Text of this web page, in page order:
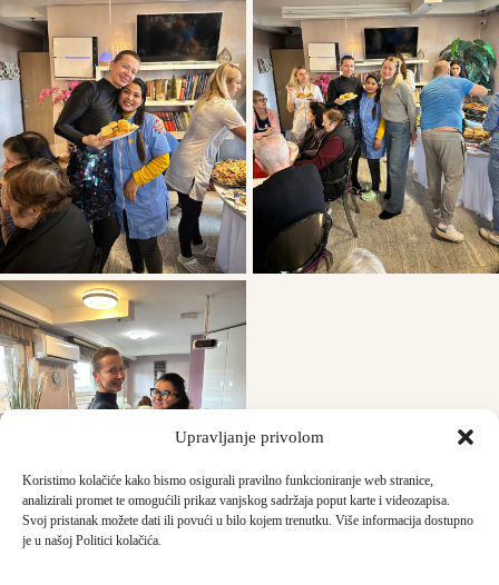
Upravljanje privolom
Koristimo kolačiće kako bismo osigurali pravilno funkcioniranje web stranice,
analizirali promet te omogućili prikaz vanjskog sadržaja poput karte i videozapisa.
Svoj pristanak možete dati ili povući u bilo kojem trenutku. Više informacija dostupno
je u našoj Politici kolačića.